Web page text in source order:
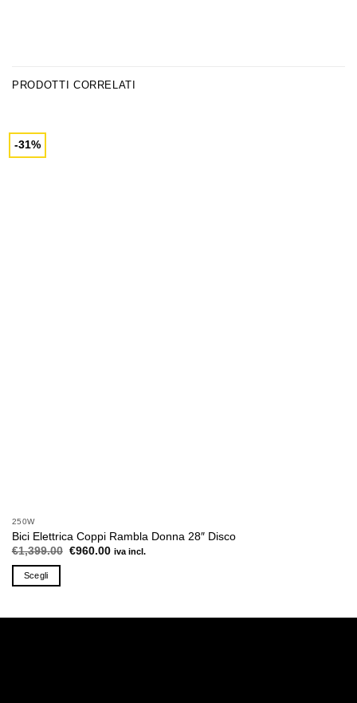
PRODOTTI CORRELATI
-31%
250W
Bici Elettrica Coppi Rambla Donna 28″ Disco
€1,399.00 Il
€960.00Iliva incl.
Scegli